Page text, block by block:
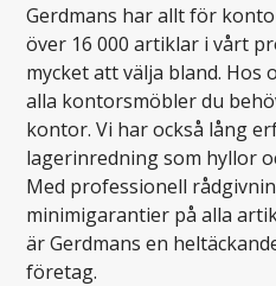
Gerdmans har allt för
över 16 000 artiklar i vårt
mycket att välja bland. Hos
alla kontorsmöbler du
kontor. Vi har också lång
lagerinredning som hyllor
Med professionell
minimigarantier på alla
är Gerdmans en
företag.